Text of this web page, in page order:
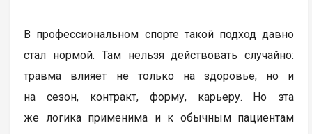
В профессиональном спорте такой подход давно
стал нормой. Там нельзя действовать случайно:
травма влияет не только на здоровье, но и
на сезон, контракт, форму, карьеру. Но эта
же логика применима и к обычным пациентам